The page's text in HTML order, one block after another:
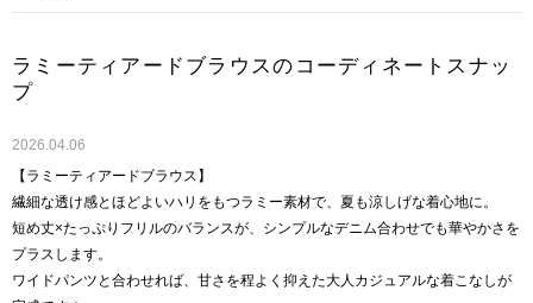
ラミーティアードブラウスのコーディネートスナッ
プ
2026.04.06
【ラミーティアードブラウス】
繊細な透け感とほどよいハリをもつラミー素材で、夏も涼しげな着心地に。
短め丈×たっぷりフリルのバランスが、シンプルなデニム合わせでも華やかさを
プラスします。
ワイドパンツと合わせれば、甘さを程よく抑えた大人カジュアルな着こなしが